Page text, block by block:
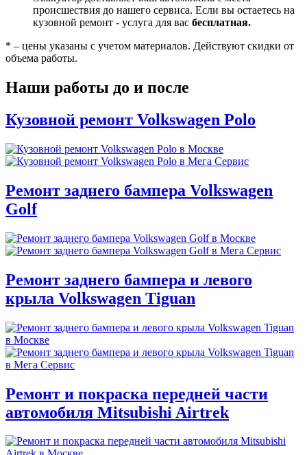
происшествия до нашего сервиса. Если вы остаетесь на
кузовной ремонт - услуга для вас бесплатная.
* – цены указаны с учетом материалов. Действуют скидки от
объема работы.
Наши работы до и после
Кузовной ремонт Volkswagen Polo
Ремонт заднего бампера Volkswagen
Golf
Ремонт заднего бампера и левого
крыла Volkswagen Tiguan
Ремонт и покраска передней части
автомобиля Mitsubishi Airtrek